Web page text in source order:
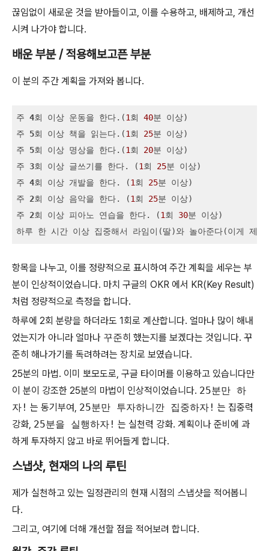
끊임없이 새로운 것을 받아들이고, 이를 수용하고, 배제하고, 개선
시켜 나가야 합니다.
배운 부분 / 적용해보고픈 부분
이 분의 주간 계획을 가져와 봅니다.
주 4회 이상 운동을 한다.(1회 40분 이상)
주 5회 이상 책을 읽는다.(1회 25분 이상)
주 5회 이상 명상을 한다.(1회 20분 이상)
주 3회 이상 글쓰기를 한다. (1회 25분 이상)
주 4회 이상 개발을 한다. (1회 25분 이상)
주 2회 이상 음악을 한다. (1회 25분 이상)
주 2회 이상 피아노 연습을 한다. (1회 30분 이상)
하루 한 시간 이상 집중해서 라임이(딸)와 놀아준다(이게 제
항목을 나누고, 이를 정량적으로 표시하여 주간 계획을 세우는 부
분이 인상적이었습니다. 마치 구글의 OKR 에서 KR(Key Result)
처럼 정량적으로 측정을 합니다.
하루에 2회 분량을 하더라도 1회로 계산합니다. 얼마나 많이 해내
었는지가 아니라 얼마나 꾸준히 했는지를 보겠다는 것입니다. 꾸
준히 해나가기를 독려하려는 장치로 보였습니다.
25분의 마법. 이미 뽀모도로, 구글 타이머를 이용하고 있습니다만
이 분이 강조한 25분의 마법이 인상적이었습니다. 25분만 하
자! 는 동기부여, 25분만 투자하니깐 집중하자! 는 집중력
강화, 25분을 실행하자! 는 실천력 강화. 계획이나 준비에 과
하게 투자하지 않고 바로 뛰어들게 합니다.
스냅샷, 현재의 나의 루틴
제가 실천하고 있는 일정관리의 현재 시점의 스냅샷을 적어봅니
다.
그리고, 여기에 더해 개선할 점을 적어보려 합니다.